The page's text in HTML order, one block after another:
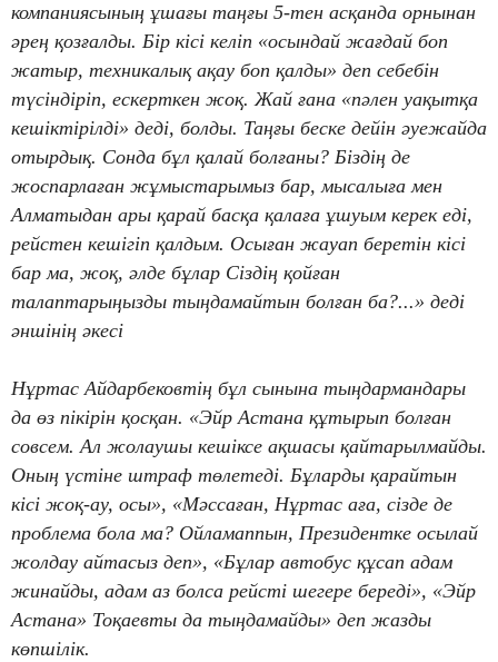
компаниясының ұшағы таңғы 5-тен асқанда орнынан
әрең қозғалды. Бір кісі келіп «осындай жағдай боп
жатыр, техникалық ақау боп қалды» деп себебін
түсіндіріп, ескерткен жоқ. Жай ғана «пәлен уақытқа
кешіктірілді» деді, болды. Таңғы беске дейін әуежайда
отырдық. Сонда бұл қалай болғаны? Біздің де
жоспарлаған жұмыстарымыз бар, мысалыға мен
Алматыдан ары қарай басқа қалаға ұшуым керек еді,
рейстен кешігіп қалдым. Осыған жауап беретін кісі
бар ма, жоқ, әлде бұлар Сіздің қойған
талаптарыңызды тыңдамайтын болған ба?...» деді
әншінің әкесі
Нұртас Айдарбековтің бұл сынына тыңдармандары
да өз пікірін қосқан. «Эйр Астана құтырып болған
совсем. Ал жолаушы кешіксе ақшасы қайтарылмайды.
Оның үстіне штраф төлетеді. Бұларды қарайтын
кісі жоқ-ау, осы», «Мәссаған, Нұртас аға, сізде де
проблема бола ма? Ойламаппын, Президентке осылай
жолдау айтасыз деп», «Бұлар автобус құсап адам
жинайды, адам аз болса рейсті шегере береді», «Эйр
Астана» Тоқаевты да тыңдамайды» деп жазды
көпшілік.